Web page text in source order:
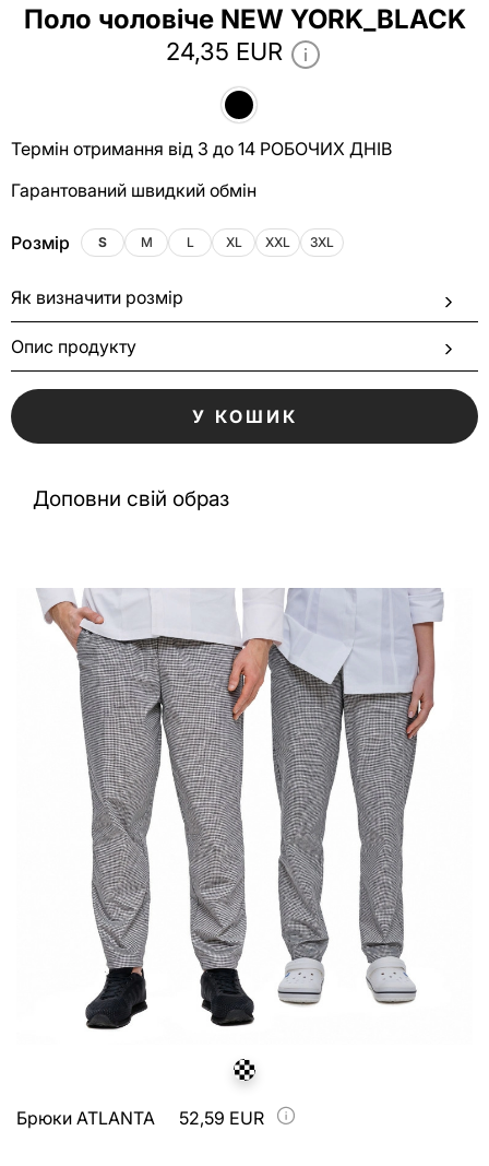
Поло чоловіче NEW YORK_BLACK
24,35 EUR
Термін отримання від 3 до 14 РОБОЧИХ ДНІВ
Гарантований швидкий обмін
Розмір S M L XL XXL 3XL
Як визначити розмір
Опис продукту
У КОШИК
Доповни свій образ
Брюки ATLANTA 52,59 EUR